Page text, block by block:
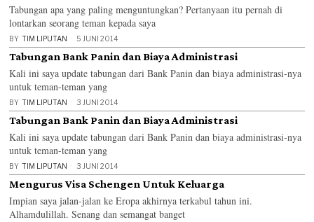
Tabungan apa yang paling menguntungkan? Pertanyaan itu pernah di
lontarkan seorang teman kepada saya
BY TIM LIPUTAN 5 JUNI 2014
Tabungan Bank Panin dan Biaya Administrasi
Kali ini saya update tabungan dari Bank Panin dan biaya administrasi-nya
untuk teman-teman yang
BY TIM LIPUTAN 3 JUNI 2014
Tabungan Bank Panin dan Biaya Administrasi
Kali ini saya update tabungan dari Bank Panin dan biaya administrasi-nya
untuk teman-teman yang
BY TIM LIPUTAN 3 JUNI 2014
Mengurus Visa Schengen Untuk Keluarga
Impian saya jalan-jalan ke Eropa akhirnya terkabul tahun ini.
Alhamdulillah. Senang dan semangat banget